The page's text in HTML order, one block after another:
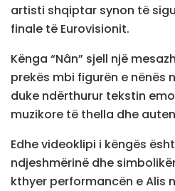
artisti shqiptar synon të
finale të Eurovisionit.
Kënga “Nân” sjell një
prekës mbi figurën e nënës
duke ndërthurur tekstin
muzikore të thella dhe
Edhe videoklipi i këngës
ndjeshmërinë dhe
kthyer performancën e Alis